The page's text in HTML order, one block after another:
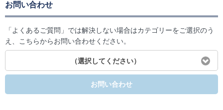
お問い合わせ
「よくあるご質問」では解決しない場合はカテゴリーをご選択のう
え、こちらからお問い合わせください。
（選択してください）
お問い合わせ